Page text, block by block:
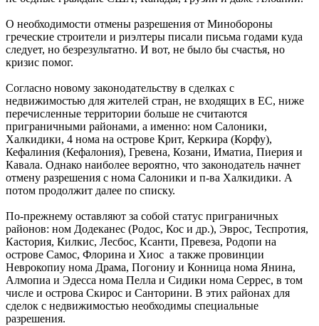
О необходимости отмены разрешения от Минобороны
греческие строители и риэлтеры писали письма годами куда
следует, но безрезультатно. И вот, не было бы счастья, но
кризис помог.
Согласно новому законодательству в сделках с
недвижимостью для жителей стран, не входящих в ЕС, ниже
перечисленные территории больше не считаются
приграничными районами, а именно: ном Салоники,
Халкидики, 4 нома на острове Крит, Керкира (Корфу),
Кефалиния (Кефалония), Гревена, Козани, Иматиа, Пиерия и
Кавала. Однако наиболее вероятно, что законодатель начнет
отмену разрешения с нома Салоники и п-ва Халкидики. А
потом продолжит далее по списку.
По-прежнему оставляют за собой статус приграничных
районов: ном Додеканес (Родос, Кос и др.), Эврос, Теспротия,
Кастория, Килкис, Лесбос, Ксанти, Превеза, Родопи на
острове Самос, Флорина и Хиос а также провинции
Неврокопиу нома Драма, Погониу и Конница нома Янина,
Алмопиа и Эдесса нома Пелла и Сидики нома Серрес, в том
числе и острова Скирос и Санторини. В этих районах для
сделок с недвижимостью необходимы специальные
разрешения.